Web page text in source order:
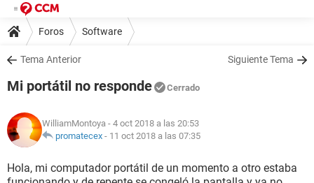
Foros Software
Tema Anterior Siguiente Tema
Mi portátil no responde Cerrado
WilliamMontoya - 4 oct 2018 a las 20:53
promatecex - 11 oct 2018 a las 07:35
Hola, mi computador portátil de un momento a otro estaba